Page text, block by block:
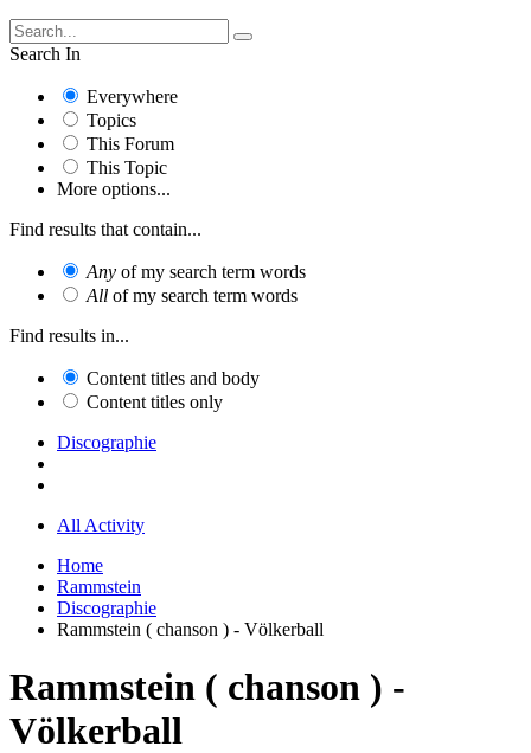
Search In
Everywhere
Topics
This Forum
This Topic
More options...
Find results that contain...
Any of my search term words
All of my search term words
Find results in...
Content titles and body
Content titles only
Discographie
All Activity
Home
Rammstein
Discographie
Rammstein ( chanson ) - Völkerball
Rammstein ( chanson ) -
Völkerball